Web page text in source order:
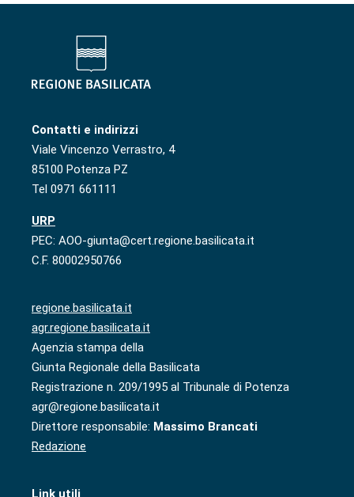
Contatti e indirizzi
Viale Vincenzo Verrastro, 4
85100 Potenza PZ
Tel 0971 661111
URP
PEC: AOO-giunta@cert.regione.basilicata.it
C.F. 80002950766
regione.basilicata.it
agr.regione.basilicata.it
Agenzia stampa della
Giunta Regionale della Basilicata
Registrazione n. 209/1995 al Tribunale di Potenza
agr@regione.basilicata.it
Direttore responsabile: Massimo Brancati
Redazione
Link utili